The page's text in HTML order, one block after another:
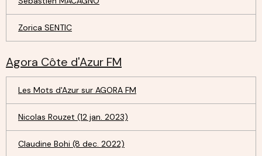
Zorica SENTIC
Agora Côte d'Azur FM
Les Mots d'Azur sur AGORA FM
Nicolas Rouzet (12 jan. 2023)
Claudine Bohi (8 dec. 2022)